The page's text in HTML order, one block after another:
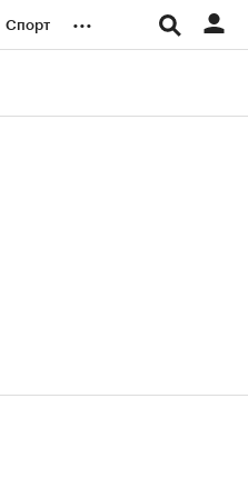
Спорт ...